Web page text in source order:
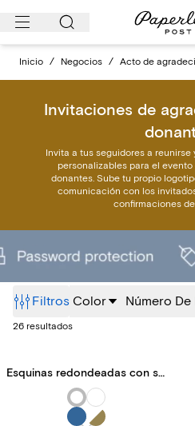
Ir
contenido
Inicio / Negocios / Acto de
Invitaciones de
Invita a tus seguidores a
personalizables para el
donantes. Sube tu propio
comunicación con los
confirmaciones
Filtros Color Número
26 resultados
Esquinas redondeadas con sangría